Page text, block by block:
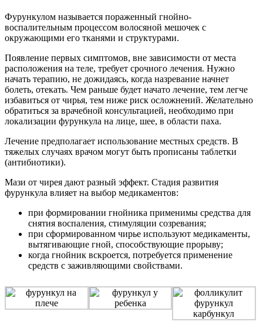
Фурункулом называется пораженный гнойно-
воспалительным процессом волосяной мешочек с
окружающими его тканями и структурами.
Появление первых симптомов, вне зависимости от места
расположения на теле, требует срочного лечения. Нужно
начать терапию, не дожидаясь, когда назревание начнет
болеть, отекать. Чем раньше будет начато лечение, тем легче
избавиться от чирья, тем ниже риск осложнений. Желательно
обратиться за врачебной консультацией, необходимо при
локализации фурункула на лице, шее, в области паха.
Лечение предполагает использование местных средств. В
тяжелых случаях врачом могут быть прописаны таблетки
(антибиотики).
Мази от чирея дают разный эффект. Стадия развития
фурункула влияет на выбор медикаментов:
при формировании гнойника применимы средства для
снятия воспаления, стимуляции созревания;
при сформированном чирье используют медикаменты,
вытягивающие гной, способствующие прорыву;
когда гнойник вскроется, потребуется применение
средств с заживляющими свойствами.